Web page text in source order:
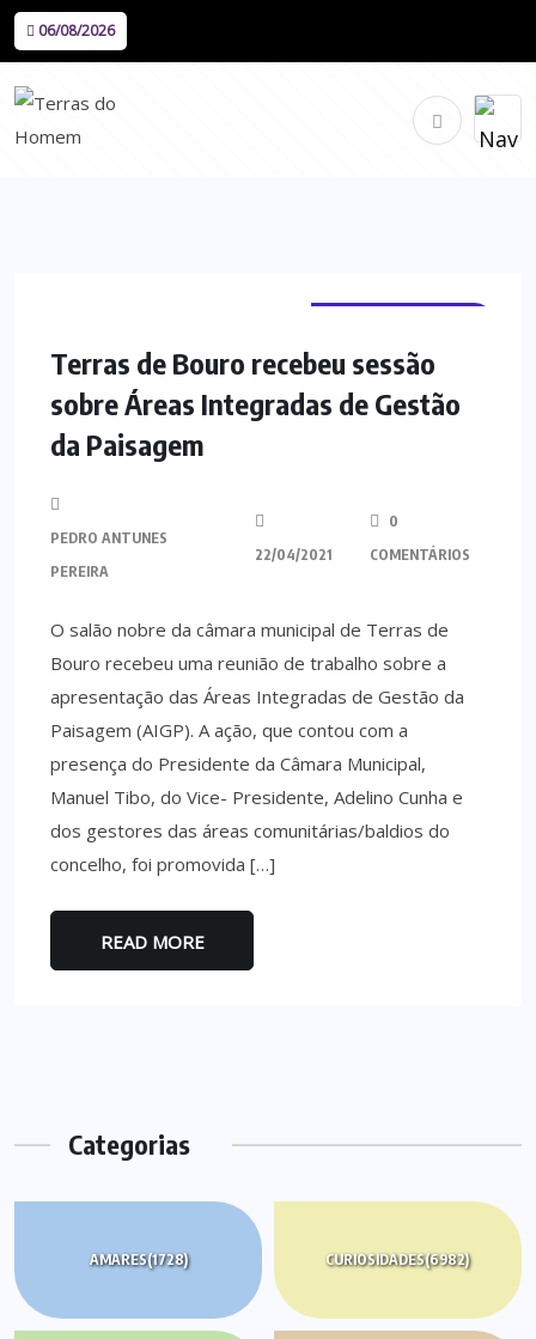
06/08/2026
Terras de Bouro recebeu sessão
sobre Áreas Integradas de Gestão
da Paisagem
PEDRO ANTUNES
PEREIRA
22/04/2021
0
COMENTÁRIOS
O salão nobre da câmara municipal de Terras de
Bouro recebeu uma reunião de trabalho sobre a
apresentação das Áreas Integradas de Gestão da
Paisagem (AIGP). A ação, que contou com a
presença do Presidente da Câmara Municipal,
Manuel Tibo, do Vice- Presidente, Adelino Cunha e
dos gestores das áreas comunitárias/baldios do
concelho, foi promovida […]
READ MORE
Categorias
AMARES(1728) CURIOSIDADES(6982)